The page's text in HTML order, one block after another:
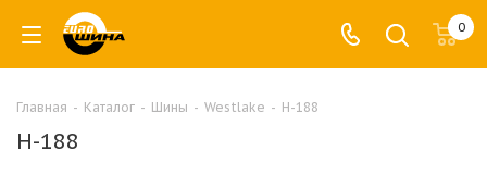
0
Главная - Каталог - Шины - Westlake - H-188
H-188